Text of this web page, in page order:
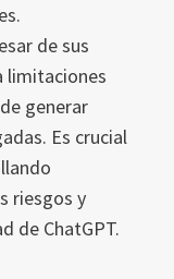
de sus
limitaciones
generar
Es crucial
riesgos y
de ChatGPT.